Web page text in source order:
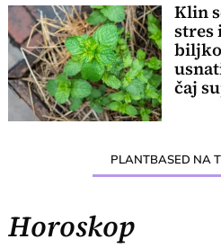
Klin
stres
čaj
PLANTBASED NA
Horoskop